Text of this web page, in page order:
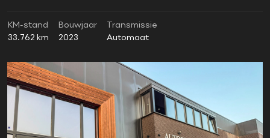
KM-stand
33.762 km
Bouwjaar
2023
Transmissie
Automaat